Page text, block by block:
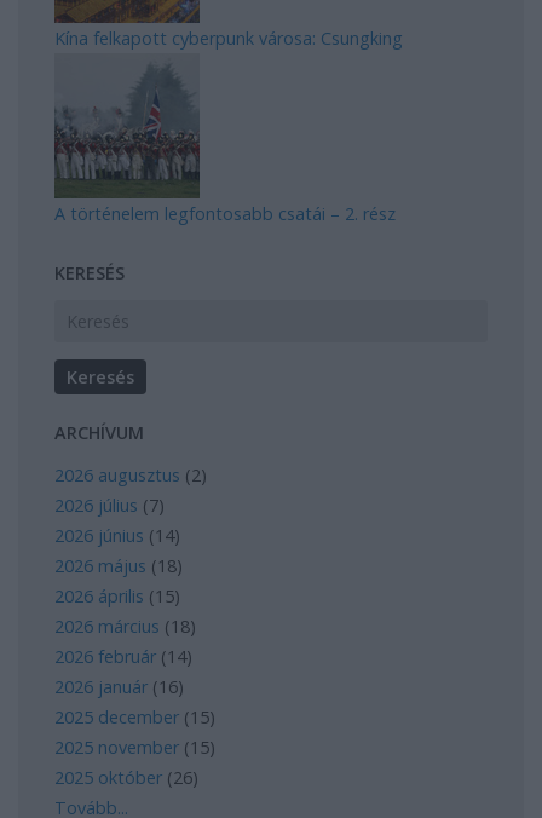
Kína felkapott cyberpunk városa: Csungking
A történelem legfontosabb csatái – 2. rész
KERESÉS
ARCHÍVUM
2026 augusztus (2)
2026 július (7)
2026 június (14)
2026 május (18)
2026 április (15)
2026 március (18)
2026 február (14)
2026 január (16)
2025 december (15)
2025 november (15)
2025 október (26)
Tovább...